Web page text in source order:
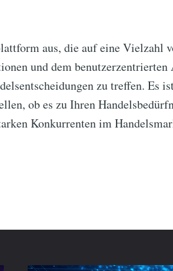
aus, die auf eine Vielzahl
und dem benutzerzentrierten
zu treffen. Es
ob es zu Ihren
Konkurrenten im